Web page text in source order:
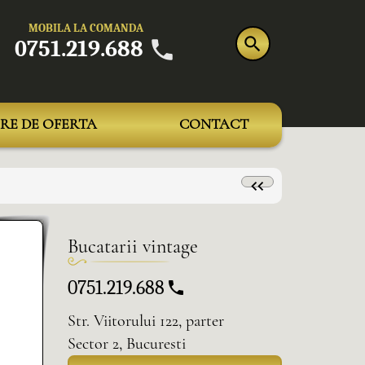
MOBILA LA COMANDA
0751.219.688
DE OFERTA CONTACT
Bucatarii vintage
0751.219.688
Str. Viitorului 122, parter
Sector 2, Bucuresti